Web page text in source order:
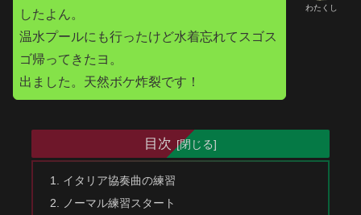
わたくし
したよん。
温水プールにも行ったけど水着忘れてスゴス
ゴ帰ってきたヨ。
出ました。天然ボケ炸裂です！
目次
イタリア協奏曲の練習
ノーマル練習スタート